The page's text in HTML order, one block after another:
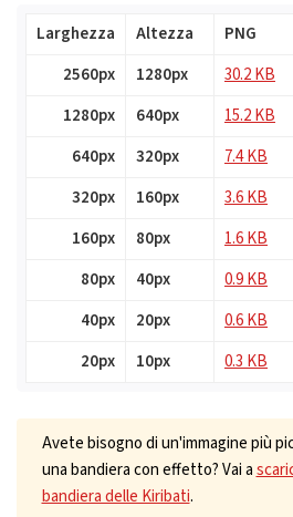
Larghezza Altezza PNG
2560px
1280px 30.2 KB
1280px
640px 15.2 KB
640px
320px 7.4 KB
320px
160px 3.6 KB
160px
80px 1.6 KB
80px
40px 0.9 KB
40px
20px 0.6 KB
20px
10px 0.3 KB
Avete bisogno di un'immagine più
una bandiera con effetto? Vai a
bandiera delle Kiribati.